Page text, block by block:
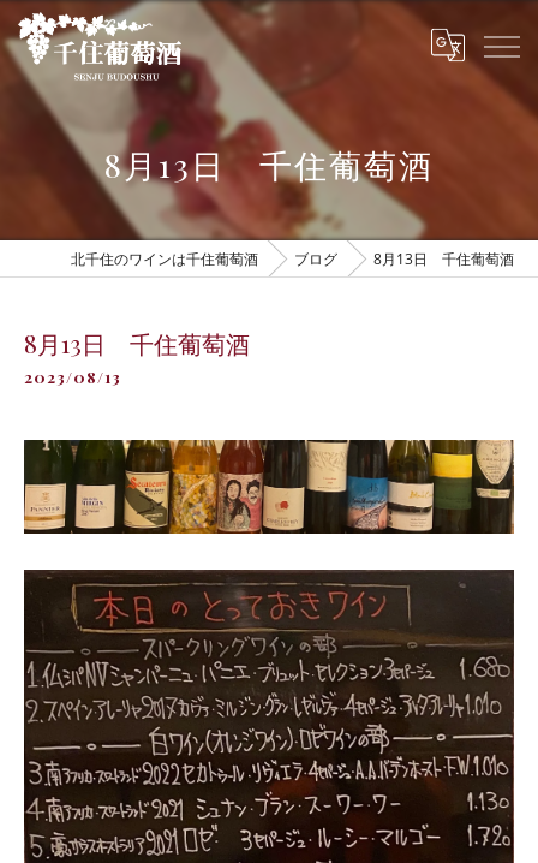
8月13日 千住葡萄酒
北千住のワインは千住葡萄酒 ブログ 8月13日 千住葡萄酒
8月13日 千住葡萄酒
2023/08/13